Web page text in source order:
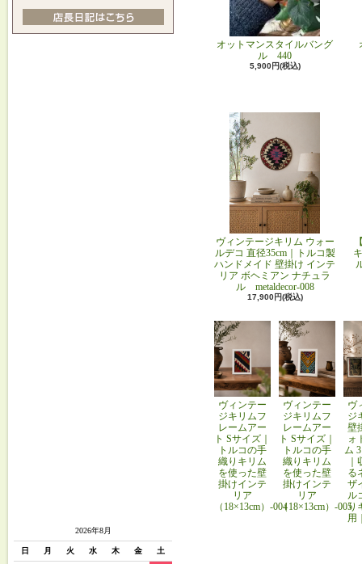
2026年8月
日 月 火 水 木 金 土
オットマンスタイルバング
ル 440
5,900円(税込)
ヴィンテージキリム ウォー
ルデコ 直径35cm｜トルコ製
ハンドメイド 壁掛け インテ
リア ボヘミアン ナチュラ
ル metaldecor-008
17,900円(税込)
ヴィンテー
ジキリムフ
レームアー
ト Sサイズ｜
トルコの手
織りキリム
を使った壁
掛けインテ
リア
（18×13cm）-004
ヴィンテー
ジキリムフ
レームアー
ト Sサイズ｜
トルコの手
織りキリム
を使った壁
掛けインテ
リア
（18×13cm）-005
ヴ
ジ
壁
ォ
ム
る
ザ
ル
り
用